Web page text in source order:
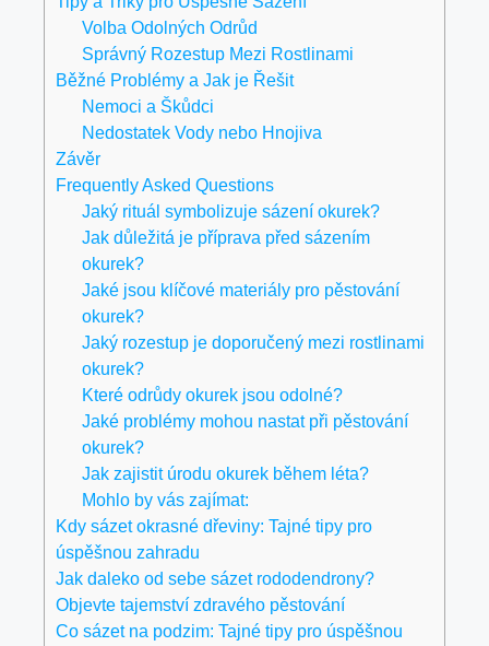
Volba Odolných Odrůd
Správný Rozestup Mezi Rostlinami
Běžné Problémy a Jak je Řešit
Nemoci a Škůdci
Nedostatek Vody nebo Hnojiva
Závěr
Frequently Asked Questions
Jaký rituál symbolizuje sázení okurek?
Jak důležitá je příprava před sázením
okurek?
Jaké jsou klíčové materiály pro pěstování
okurek?
Jaký rozestup je doporučený mezi rostlinami
okurek?
Které odrůdy okurek jsou odolné?
Jaké problémy mohou nastat při pěstování
okurek?
Jak zajistit úrodu okurek během léta?
Mohlo by vás zajímat:
Kdy sázet okrasné dřeviny: Tajné tipy pro
úspěšnou zahradu
Jak daleko od sebe sázet rododendrony?
Objevte tajemství zdravého pěstování
Co sázet na podzim: Tajné tipy pro úspěšnou